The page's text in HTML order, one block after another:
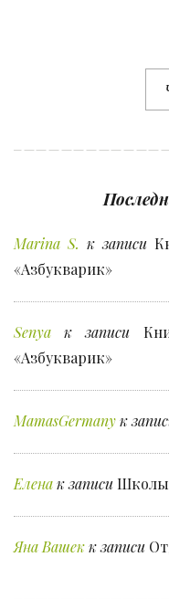
Marina S. к записи
«Азбукварик»
Senya к записи
«Азбукварик»
MamasGermanyк
Еленак записиШколы
Яна Вашекк записи